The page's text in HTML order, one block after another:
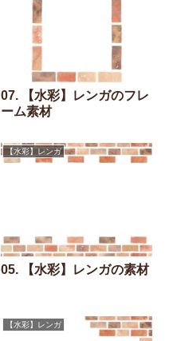
07. 【水彩】レンガのフレ
ーム素材
【水彩】レンガ
05. 【水彩】レンガの素材
【水彩】レンガ